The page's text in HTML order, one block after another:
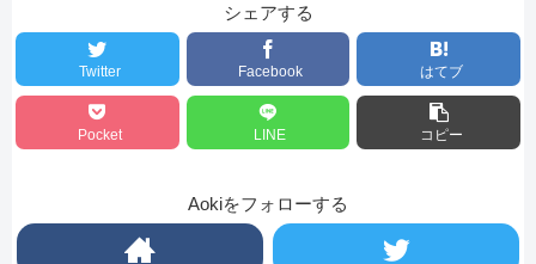
シェアする
Twitter Facebook はてブ
Pocket LINE コピー
Aokiをフォローする